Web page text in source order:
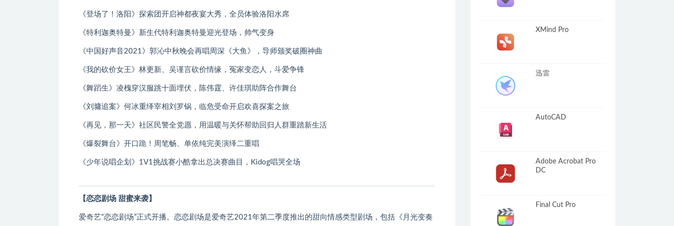
《登场了！洛阳》探索团开启神都夜宴大秀，全员体验洛阳水席
《特利迦奥特曼》新生代特利迦奥特曼迎光登场，帅气变身
《中国好声音2021》郭沁中秋晚会再唱周深《大鱼》，导师颁奖破圈神曲
《我的砍价女王》林更新、吴谨言砍价情缘，冤家变恋人，斗爱争锋
《舞蹈生》凌槐穿汉服跳十面埋伏，陈伟霆、许佳琪助阵合作舞台
《刘墉追案》何冰重绎宰相刘罗锅，临危受命开启欢喜探案之旅
《再见，那一天》社区民警全党愿，用温暖与关怀帮助回归人群重踏新生活
《爆裂舞台》开口跪！周笔畅、单依纯完美演绎二重唱
《少年说唱企划》1V1挑战赛小酷拿出总决赛曲目，Kidog唱哭全场
【恋恋剧场 甜蜜来袭】
爱奇艺“恋恋剧场”正式开播。恋恋剧场是爱奇艺2021年第二季度推出的甜向情感类型剧场，包括《月光变奏
XMind Pro
迅雷
AutoCAD
Adobe Acrobat Pro
DC
Final Cut Pro